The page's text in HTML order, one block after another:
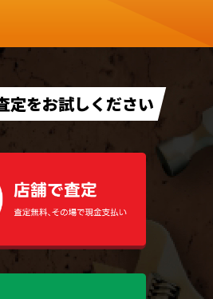
定をお試しください